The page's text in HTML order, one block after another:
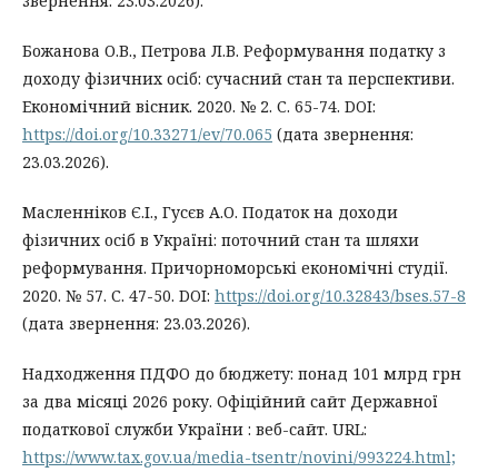
Божанова О.В., Петрова Л.В. Реформування податку з
доходу фізичних осіб: сучасний стан та перспективи.
Економічний вісник. 2020. № 2. С. 65-74. DOI:
https://doi.org/10.33271/ev/70.065 (дата звернення:
23.03.2026).
Масленніков Є.І., Гусєв А.О. Податок на доходи
фізичних осіб в Україні: поточний стан та шляхи
реформування. Причорноморські економічні студії.
2020. № 57. С. 47-50. DOI: https://doi.org/10.32843/bses.57-8
(дата звернення: 23.03.2026).
Надходження ПДФО до бюджету: понад 101 млрд грн
за два місяці 2026 року. Офіційний сайт Державної
податкової служби України : веб-сайт. URL:
https://www.tax.gov.ua/media-tsentr/novini/993224.html;